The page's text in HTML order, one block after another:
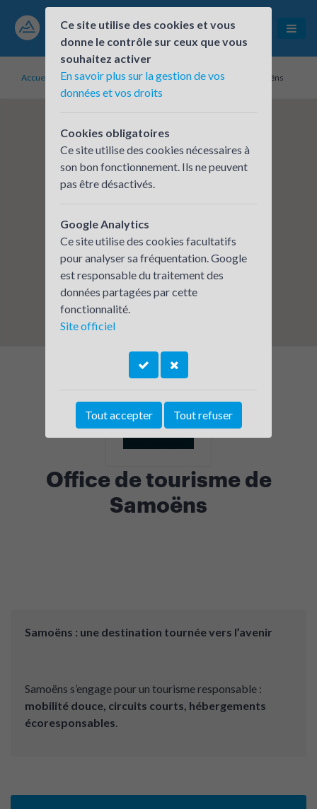
Accueil Établissements inscrits Office de tourisme de Samoëns
Office de tourisme de
Samoëns
Samoëns : une destination tournée vers l’avenir
Samoëns s’engage pour un tourisme responsable :
mobilité douce, circuits courts, hébergements
écoresponsables.
Ce site utilise des cookies et vous
donne le contrôle sur ceux que vous
souhaitez activer
En savoir plus sur la gestion de vos
données et vos droits
Cookies obligatoires
Ce site utilise des cookies nécessaires à
son bon fonctionnement. Ils ne peuvent
pas être désactivés.
Google Analytics
Ce site utilise des cookies facultatifs
pour analyser sa fréquentation. Google
est responsable du traitement des
données partagées par cette
fonctionnalité.
Site officiel
Tout accepter Tout refuser